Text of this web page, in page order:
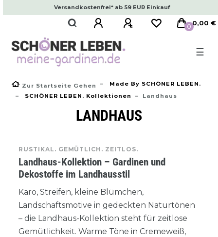
Versandkostenfrei* ab 59 EUR Einkauf
0 0,00 €
☰
Zur Startseite Gehen
Made By SCHÖNER LEBEN.
SCHÖNER LEBEN. Kollektionen
Landhaus
LANDHAUS
RUSTIKAL. GEMÜTLICH. ZEITLOS.
Landhaus-Kollektion – Gardinen und
Dekostoffe im Landhausstil
Karo, Streifen, kleine Blümchen,
Landschaftsmotive in gedeckten Naturtönen
– die Landhaus-Kollektion steht für zeitlose
Gemütlichkeit. Warme Töne in Cremeweiß,